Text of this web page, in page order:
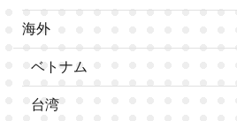
海外
ベトナム
台湾